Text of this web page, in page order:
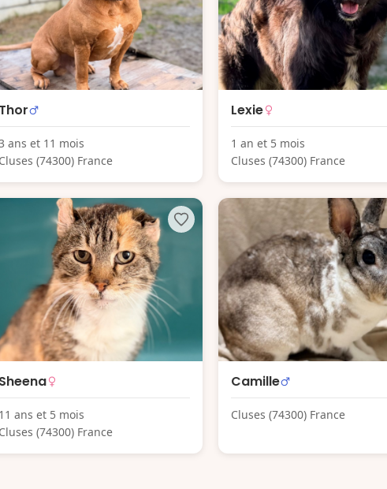
Thor
ans et 11 mois
Cluses (74300) France
Lexie
1 an et 5 mois
Cluses (74300) France
Sheena
11 ans et 5 mois
Cluses (74300) France
Camille
Cluses (74300) France